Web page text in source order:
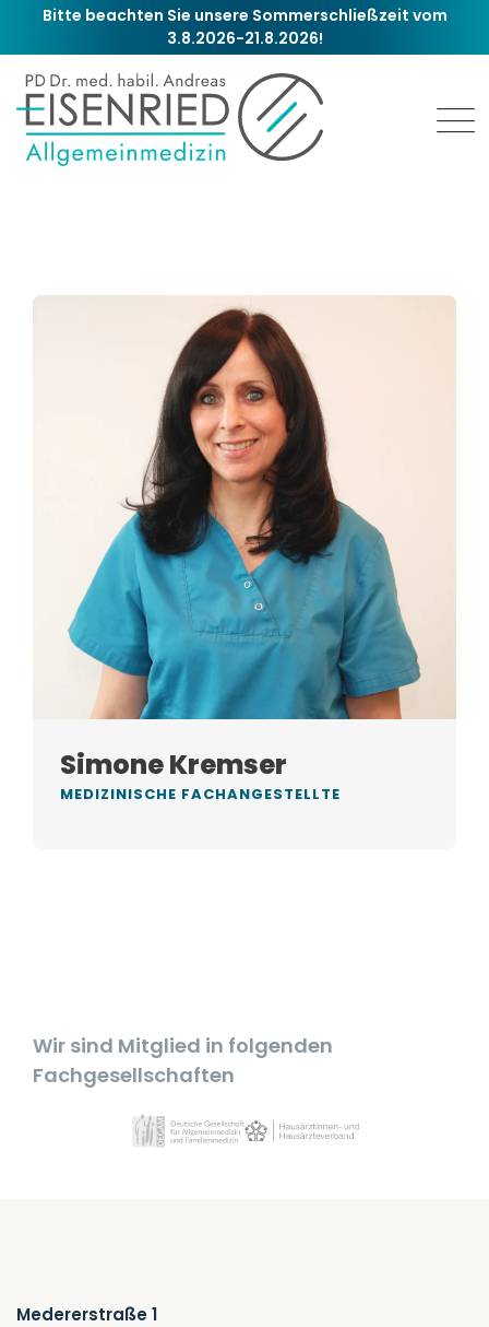
Inhalt
springen
Bitte beachten Sie unsere Sommerschließzeit vom
3.8.2026-21.8.2026!
Simone Kremser
MEDIZINISCHE FACHANGESTELLTE
Wir sind Mitglied in folgenden
Fachgesellschaften
Medererstraße 1